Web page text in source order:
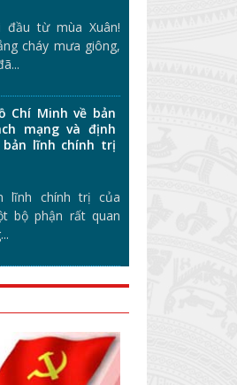
đầu từ mùa Xuân!
cháy mưa giông,
Chí Minh về bản
mạng và định
lĩnh chính trị
lĩnh chính trị của
bộ phận rất quan